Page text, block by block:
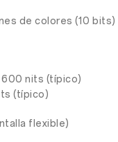
de colores (10 bits)
600 nits (típico)
(típico)
flexible)